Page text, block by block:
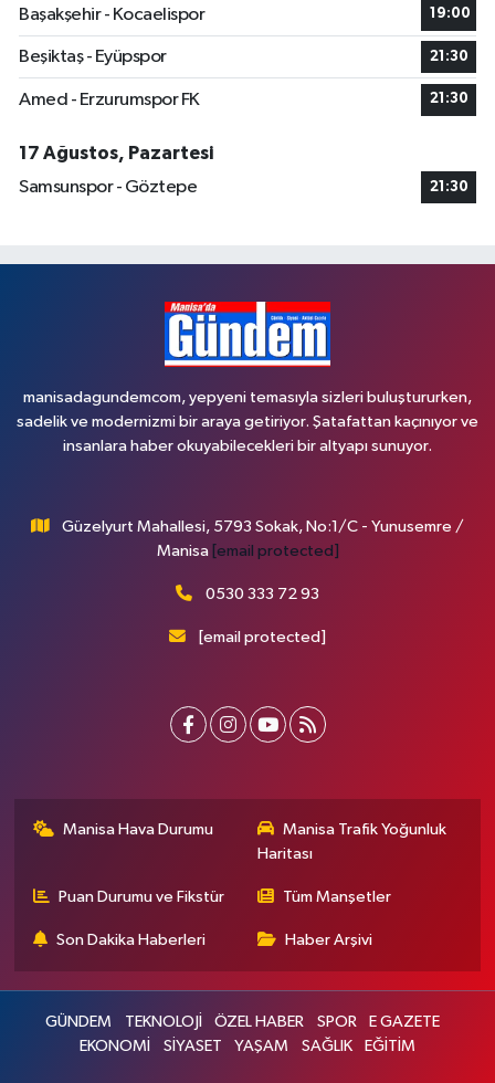
Başakşehir - Kocaelispor
19:00
Beşiktaş - Eyüpspor 21:30
Amed - Erzurumspor FK 21:30
17 Ağustos, Pazartesi
Samsunspor - Göztepe
21:30
manisadagundemcom, yepyeni temasıyla sizleri buluştururken,
sadelik ve modernizmi bir araya getiriyor. Şatafattan kaçınıyor ve
insanlara haber okuyabilecekleri bir altyapı sunuyor.
Güzelyurt Mahallesi, 5793 Sokak, No:1/C - Yunusemre /
Manisa [email protected]
0530 333 72 93
[email protected]
Manisa Hava Durumu
Manisa Trafik Yoğunluk
Haritası
Puan Durumu ve Fikstür Tüm Manşetler
Son Dakika Haberleri Haber Arşivi
GÜNDEM TEKNOLOJİ ÖZEL HABER SPOR
E GAZETE
EKONOMİ
SİYASET YAŞAM SAĞLIK EĞİTİM